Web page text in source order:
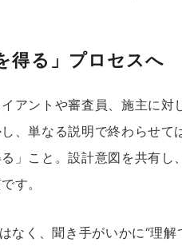
得る」プロセスへ
アントや審査員、施主に対
、単なる説明で終わらせ
」こと。設計意図を共有
す。
なく、聞き手がいかに“理解